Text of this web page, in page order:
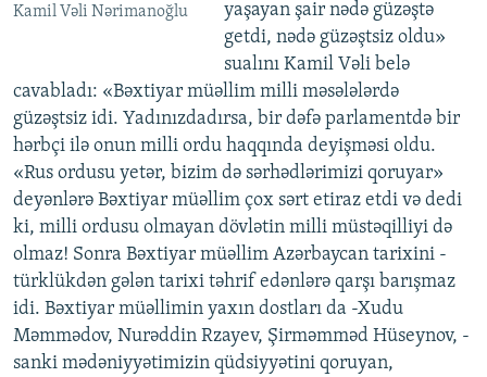
Kamil Vəli Nərimanoğlu
yaşayan şair nədə güzəştə
getdi, nədə güzəştsiz oldu»
sualını Kamil Vəli belə
cavabladı: «Bəxtiyar müəllim milli məsələlərdə
güzəştsiz idi. Yadınızdadırsa, bir dəfə parlamentdə bir
hərbçi ilə onun milli ordu haqqında deyişməsi oldu.
«Rus ordusu yetər, bizim də sərhədlərimizi qoruyar»
deyənlərə Bəxtiyar müəllim çox sərt etiraz etdi və dedi
ki, milli ordusu olmayan dövlətin milli müstəqilliyi də
olmaz! Sonra Bəxtiyar müəllim Azərbaycan tarixini -
türklükdən gələn tarixi təhrif edənlərə qarşı barışmaz
idi. Bəxtiyar müəllimin yaxın dostları da -Xudu
Məmmədov, Nurəddin Rzayev, Şirməmməd Hüseynov, -
sanki mədəniyyətimizin qüdsiyyətini qoruyan,